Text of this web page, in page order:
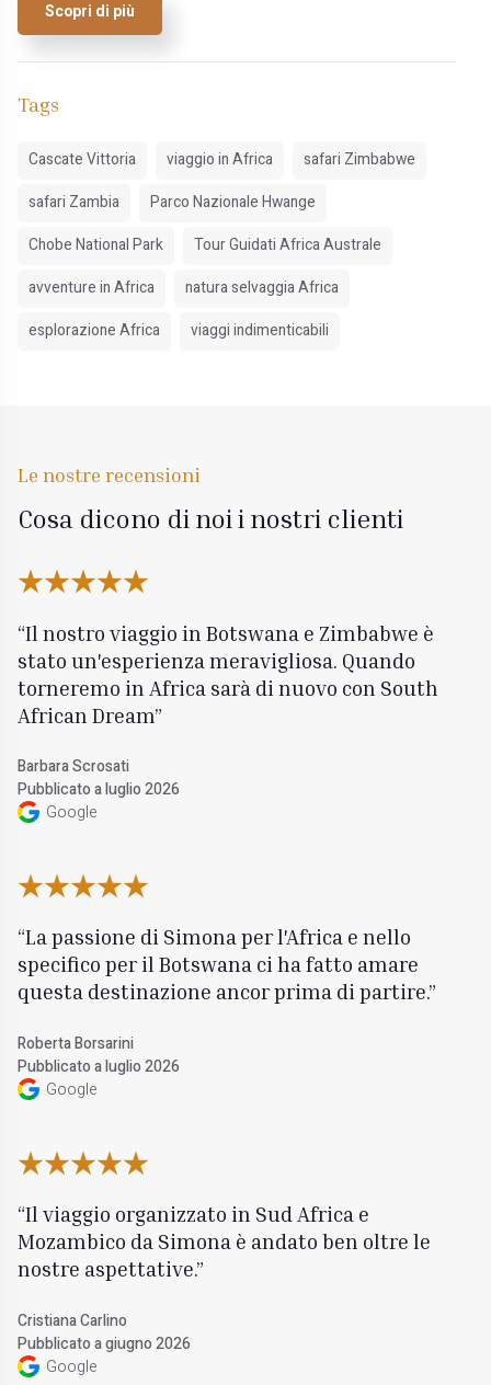
Scopri di più
Tags
Cascate Vittoria viaggio in Africa
safari Zimbabwe
safari Zambia
Parco Nazionale Hwange
Chobe National Park
Tour Guidati Africa Australe
avventure in Africa
natura selvaggia Africa
esplorazione Africa
viaggi indimenticabili
Le nostre recensioni
Cosa dicono di noi i nostri clienti
Il nostro viaggio in Botswana e Zimbabwe è
stato un'esperienza meravigliosa. Quando
torneremo in Africa sarà di nuovo con South
African Dream
Barbara Scrosati
Pubblicato a luglio 2026
Google
La passione di Simona per l'Africa e nello
specifico per il Botswana ci ha fatto amare
questa destinazione ancor prima di partire.
Roberta Borsarini
Pubblicato a luglio 2026
Google
Il viaggio organizzato in Sud Africa e
Mozambico da Simona è andato ben oltre le
nostre aspettative.
Cristiana Carlino
Pubblicato a giugno 2026
Google